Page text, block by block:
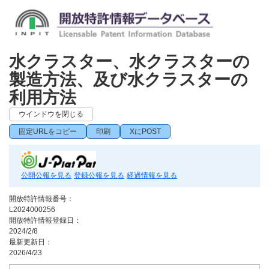
水クラスター、水クラスターの
製造方法、及び水クラスターの
利用方法
ウインドウを閉じる
固定URLをコピー 印刷 XにPOST
公開公報を見る 登録公報を見る 経過情報を見る
開放特許情報番号：
L2024000256
開放特許情報登録日：
2024/2/8
最新更新日：
2026/4/23